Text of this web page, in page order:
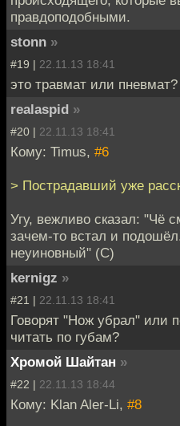
правдоподобными.
stonn »
#19 | 22.11.13 18:41
это травмат или пневмат?
realaspid »
#20 | 22.11.13 18:41
Кому: Timus, #6
> Пострадавший уже
Угу, вежливо сказал: "Чё
зачем-то встал и
неуиновный" (С)
kernigz »
#21 | 22.11.13 18:41
Говорят "Нож убрал" или
читать по губам?
Хромой Шайтан »
#22 | 22.11.13 18:44
Кому: Klan Aler-Li, #8